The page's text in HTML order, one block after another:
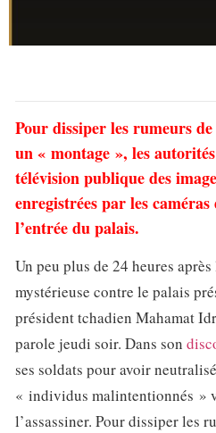
Pour dissiper les rumeurs
un « montage », les
télévision publique des
enregistrées par les
l’entrée du palais.
Un peu plus de 24 heures
mystérieuse contre le palais
président tchadien Mahamat
parole jeudi soir. Dans son
ses soldats pour avoir
« individus malintentionnés »
l’assassiner. Pour dissiper les